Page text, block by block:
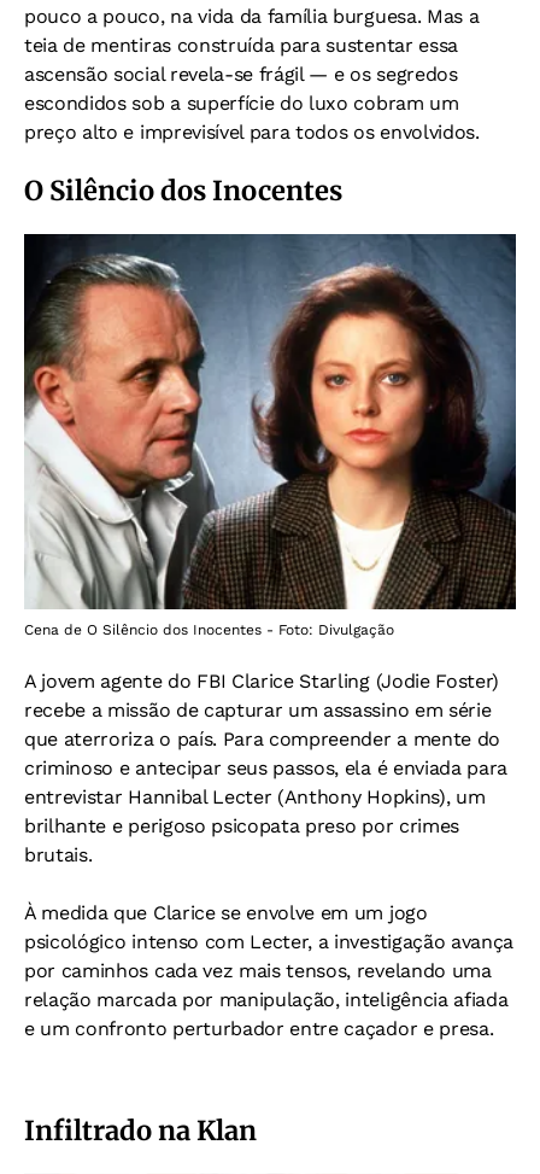
pouco a pouco, na vida da família burguesa. Mas a
teia de mentiras construída para sustentar essa
ascensão social revela-se frágil — e os segredos
escondidos sob a superfície do luxo cobram um
preço alto e imprevisível para todos os envolvidos.
O Silêncio dos Inocentes
Cena de O Silêncio dos Inocentes - Foto: Divulgação
A jovem agente do FBI Clarice Starling (Jodie Foster)
recebe a missão de capturar um assassino em série
que aterroriza o país. Para compreender a mente do
criminoso e antecipar seus passos, ela é enviada para
entrevistar Hannibal Lecter (Anthony Hopkins), um
brilhante e perigoso psicopata preso por crimes
brutais.
À medida que Clarice se envolve em um jogo
psicológico intenso com Lecter, a investigação avança
por caminhos cada vez mais tensos, revelando uma
relação marcada por manipulação, inteligência afiada
e um confronto perturbador entre caçador e presa.
Infiltrado na Klan